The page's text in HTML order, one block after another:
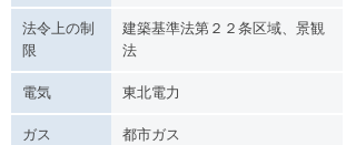
法令上の制
限
建築基準法第２２条区域、景観
法
電気 東北電力
ガス 都市ガス